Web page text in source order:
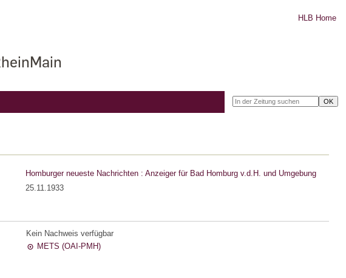
HLB Home
Homburger neueste Nachrichten : Anzeiger für Bad Homburg v.d.H. und Umgebung
25.11.1933
Kein Nachweis verfügbar
METS (OAI-PMH)